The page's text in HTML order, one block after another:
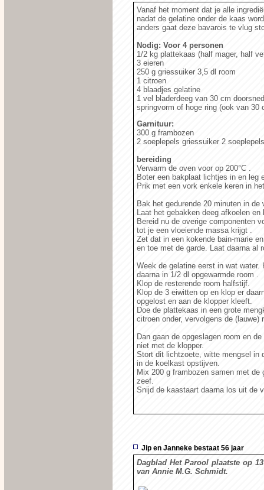
Vanaf het moment dat je alle
nadat de gelatine onder de kaas
anders gaat deze bavarois te vlug
Nodig: Voor 4 personen
1/2 kg plattekaas (half mager, half
3 eieren
250 g griessuiker 3,5 dl room
1 citroen
4 blaadjes gelatine
1 vel bladerdeeg van 30 cm
springvorm of hoge ring (ook van 30
Garnituur:
300 g frambozen
2 soeplepels griessuiker 2
bereiding
Verwarm de oven voor op 200°C .
Boter een bakplaat lichtjes in en leg
Prik met een vork enkele keren in
Bak het gedurende 20 minuten in
Laat het gebakken deeg afkoelen
Bereid nu de overige componenten
tot je een vloeiende massa krijgt .
Zet dat in een kokende bain-marie
en toe met de garde. Laat daarna al
Week de gelatine eerst in wat
daarna in 1/2 dl opgewarmde room .
Klop de resterende room halfstijf.
Klop de 3 eiwitten op en klop er
opgelost en aan de klopper kleeft.
Doe de plattekaas in een grote
citroen onder, vervolgens de (lauwe)
Dan gaan de opgeslagen room en
niet met de klopper.
Stort dit lichtzoete, witte mengsel in
in de koelkast opstijven.
Mix 200 g frambozen samen met
zeef.
Snijd de kaastaart daarna los uit de
Jip en Janneke bestaat 56 jaar
Dagblad Het Parool plaatste op
van Annie M.G. Schmidt.